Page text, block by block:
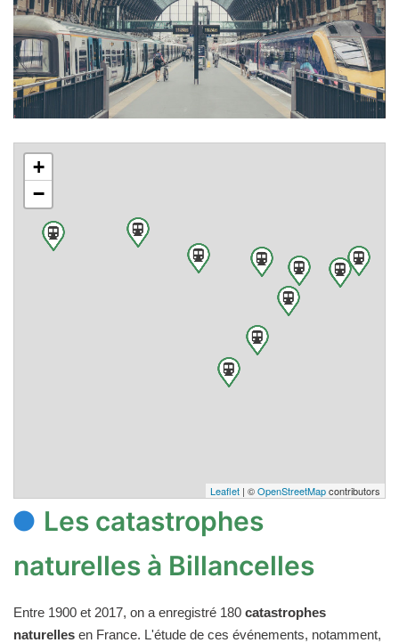
+
−
Leaflet | ©OpenStreetMapcontributors
Les catastrophes
naturelles à Billancelles
Entre 1900 et 2017, on a enregistré 180 catastrophes
naturelles en France. L'étude de ces événements, notamment,